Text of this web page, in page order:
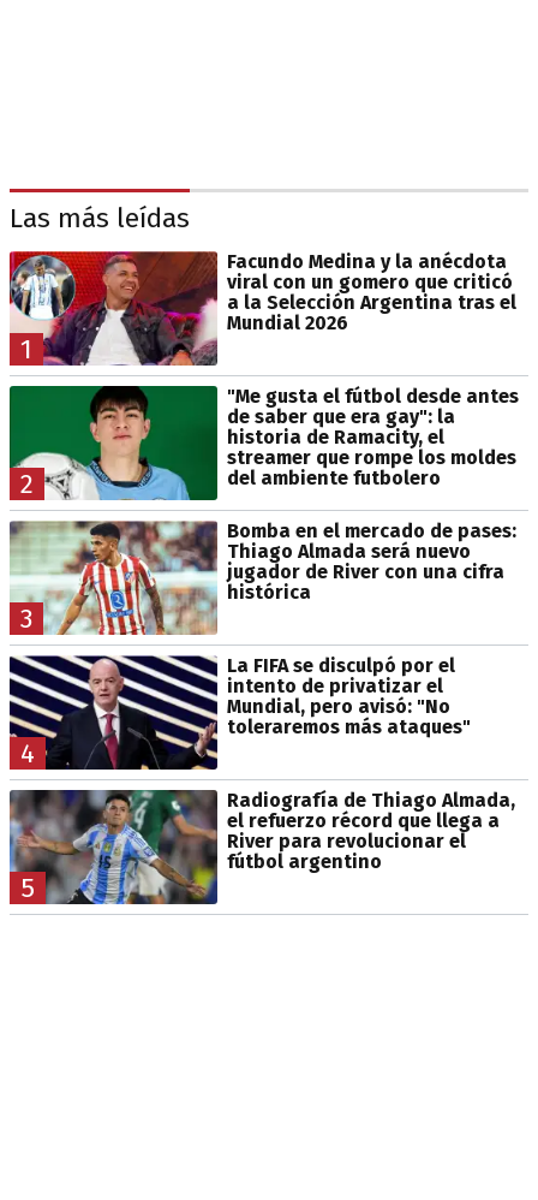
Las más leídas
1
Facundo Medina y la anécdota
viral con un gomero que criticó
a la Selección Argentina tras el
Mundial 2026
2
"Me gusta el fútbol desde antes
de saber que era gay": la
historia de Ramacity, el
streamer que rompe los moldes
del ambiente futbolero
3
Bomba en el mercado de pases:
Thiago Almada será nuevo
jugador de River con una cifra
histórica
4
La FIFA se disculpó por el
intento de privatizar el
Mundial, pero avisó: "No
toleraremos más ataques"
5
Radiografía de Thiago Almada,
el refuerzo récord que llega a
River para revolucionar el
fútbol argentino